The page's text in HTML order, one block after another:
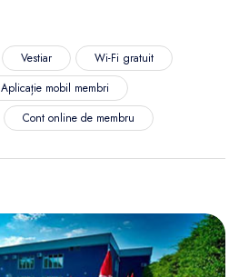
Vestiar
Wi-Fi gratuit
Aplicație mobil membri
Cont online de membru